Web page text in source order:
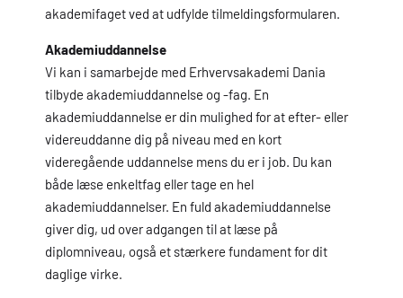
akademifaget ved at udfylde tilmeldingsformularen.
Akademiuddannelse
Vi kan i samarbejde med Erhvervsakademi Dania
tilbyde akademiuddannelse og -fag. En
akademiuddannelse er din mulighed for at efter- eller
videreuddanne dig på niveau med en kort
videregående uddannelse mens du er i job. Du kan
både læse enkeltfag eller tage en hel
akademiuddannelser. En fuld akademiuddannelse
giver dig, ud over adgangen til at læse på
diplomniveau, også et stærkere fundament for dit
daglige virke.